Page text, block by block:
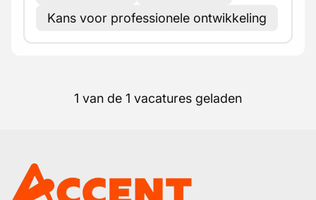
Kans voor professionele ontwikkeling
1 van de 1 vacatures geladen